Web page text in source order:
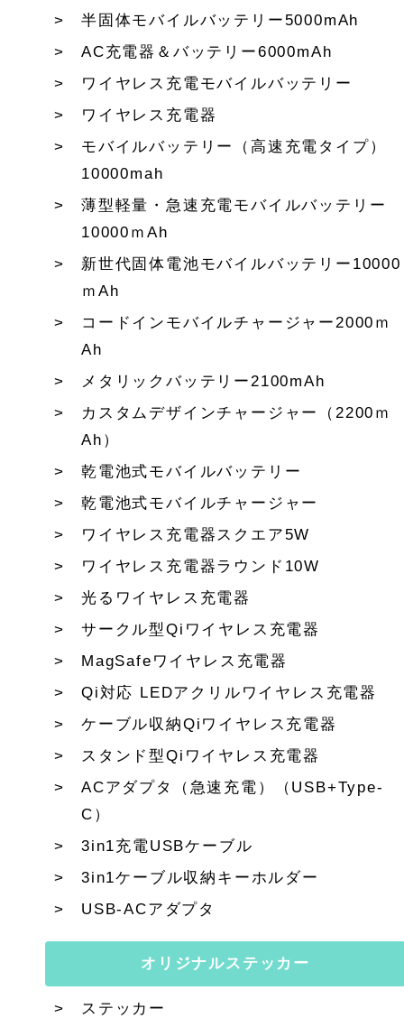
半固体モバイルバッテリー5000mAh
AC充電器＆バッテリー6000mAh
ワイヤレス充電モバイルバッテリー
ワイヤレス充電器
モバイルバッテリー（高速充電タイプ）
10000mah
薄型軽量・急速充電モバイルバッテリー
10000ｍAh
新世代固体電池モバイルバッテリー10000
ｍAh
コードインモバイルチャージャー2000ｍ
Ah
メタリックバッテリー2100mAh
カスタムデザインチャージャー（2200ｍ
Ah）
乾電池式モバイルバッテリー
乾電池式モバイルチャージャー
ワイヤレス充電器スクエア5W
ワイヤレス充電器ラウンド10W
光るワイヤレス充電器
サークル型Qiワイヤレス充電器
MagSafeワイヤレス充電器
Qi対応 LEDアクリルワイヤレス充電器
ケーブル収納Qiワイヤレス充電器
スタンド型Qiワイヤレス充電器
ACアダプタ（急速充電）（USB+Type-
C）
3in1充電USBケーブル
3in1ケーブル収納キーホルダー
USB-ACアダプタ
オリジナルステッカー
ステッカー